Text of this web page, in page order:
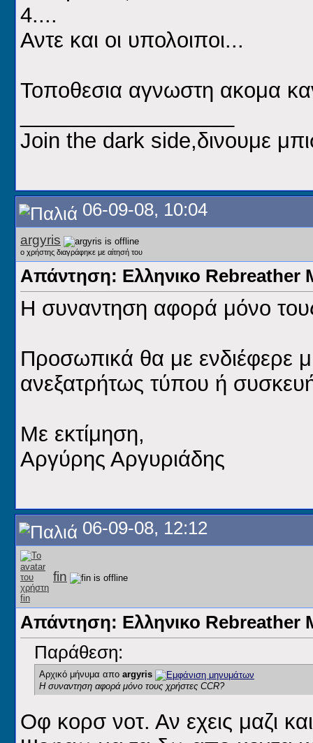
4....
Αντε και οι υπολοιποι...
Τοποθεσια αγνωστη ακομα
Join the dark side,δινουμε
06-09-08, 10:04
argyris
ο χρήστης διαγράφηκε με αίτησή του
Απάντηση: Ελληνικο Rebreather
H συναντηση αφορά μόνο
Προσωπικά θα με ενδιέφερε
ανεξατρήτως τύπου ή
Με εκτίμηση,
Αργύρης Αργυριάδης
06-09-08, 12:12
fin
Απάντηση: Ελληνικο Rebreather
Παράθεση:
Αρχικό μήνυμα απο argyris
H συναντηση αφορά μόνο τους χρήστες CCR?
Οφ κορσ νοτ. Αν εχεις μαζι